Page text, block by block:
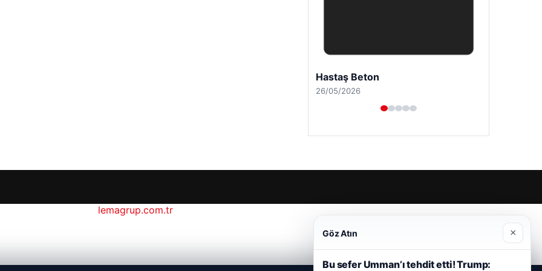
Hastaş Beton
26/05/2026
Göz Atın ×
Bu sefer Umman’ı tehdit etti! Trump:
lemagrup.com.tr